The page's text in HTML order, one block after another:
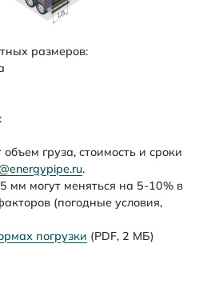
размеров:
груза, стоимость и сроки
.
мм могут меняться на 5-10% в
(погодные условия,
погрузки (PDF, 2 МБ)